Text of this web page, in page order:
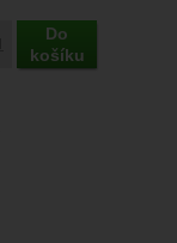
Porovnat
Do
košíku